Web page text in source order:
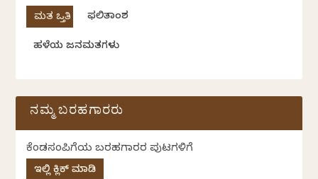
ಫಲಿತಾಂಶ
ಹಳೆಯ ಜನಮತಗಳು
ನಮ್ಮ ಬರಹಗಾರರು
ಕೆಂಡಸಂಪಿಗೆಯ ಬರಹಗಾರರ ಪುಟಗಳಿಗೆ
ಇಲ್ಲಿ ಕ್ಲಿಕ್ ಮಾಡಿ